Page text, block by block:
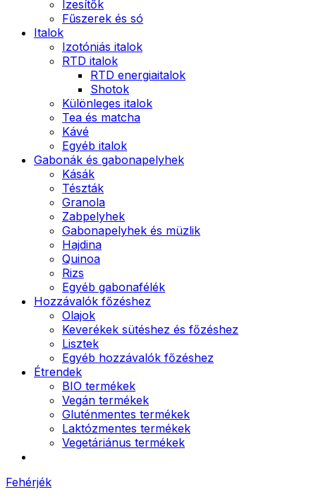
Ízesítők
Fűszerek és só
Italok
Izotóniás italok
RTD italok
RTD energiaitalok
Shotok
Különleges italok
Tea és matcha
Kávé
Egyéb italok
Gabonák és gabonapelyhek
Kásák
Tészták
Granola
Zabpelyhek
Gabonapelyhek és müzlik
Hajdina
Quinoa
Rizs
Egyéb gabonafélék
Hozzávalók főzéshez
Olajok
Keverékek sütéshez és főzéshez
Lisztek
Egyéb hozzávalók főzéshez
Étrendek
BIO termékek
Vegán termékek
Gluténmentes termékek
Laktózmentes termékek
Vegetáriánus termékek
Fehérjék